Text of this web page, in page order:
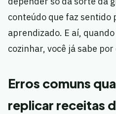
conteúdo que faz sentido
aprendizado. E aí,
cozinhar, você já sabe
Erros comuns
replicar receitas